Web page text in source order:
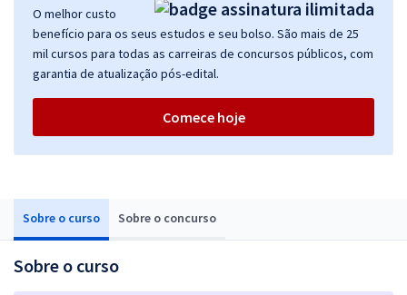
Sobre o curso Sobre o concurso
Sobre o curso
O melhor custo
benefício para os seus estudos e seu bolso. São mais de 25
mil cursos para todas as carreiras de concursos públicos, com
garantia de atualização pós-edital.
Comece hoje